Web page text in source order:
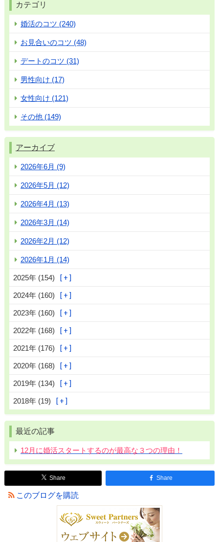
カテゴリ
婚活のコツ (240)
お見合いのコツ (48)
デートのコツ (31)
男性向け (17)
女性向け (121)
その他 (149)
アーカイブ
2026年6月 (9)
2026年5月 (12)
2026年4月 (13)
2026年3月 (14)
2026年2月 (12)
2026年1月 (14)
2025年 (154)
2024年 (160)
2023年 (160)
2022年 (168)
2021年 (176)
2020年 (168)
2019年 (134)
2018年 (19)
最近の記事
12月に婚活スタートするのが最高な３つの理由！
Share Share
このブログを購読